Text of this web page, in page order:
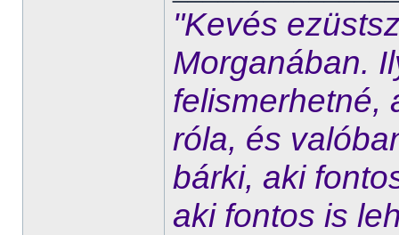
"Kevés
Morganában.
felismerhetné,
róla, és
bárki, aki
aki fontos is